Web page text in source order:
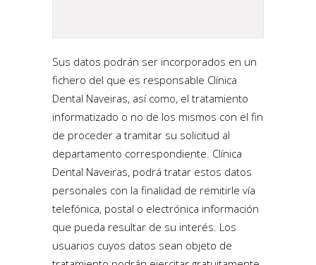
Sus datos podrán ser incorporados en un
fichero del que es responsable Clínica
Dental Naveiras, así como, el tratamiento
informatizado o no de los mismos con el fin
de proceder a tramitar su solicitud al
departamento correspondiente. Clínica
Dental Naveiras, podrá tratar estos datos
personales con la finalidad de remitirle vía
telefónica, postal o electrónica información
que pueda resultar de su interés. Los
usuarios cuyos datos sean objeto de